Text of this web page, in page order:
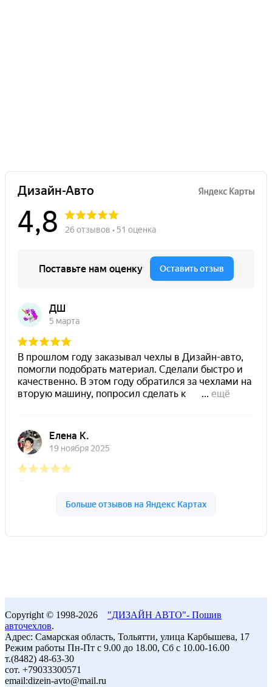
Copyright © 1998-2026 "ДИЗАЙН АВТО"- Пошив
авточехлов.
Адрес: Самарская область, Тольятти, улица Карбышева, 17
Режим работы Пн-Пт с 9.00 до 18.00, Сб с 10.00-16.00
т.(8482) 48-63-30
сот. +79033300571
email:dizein-avto@mail.ru